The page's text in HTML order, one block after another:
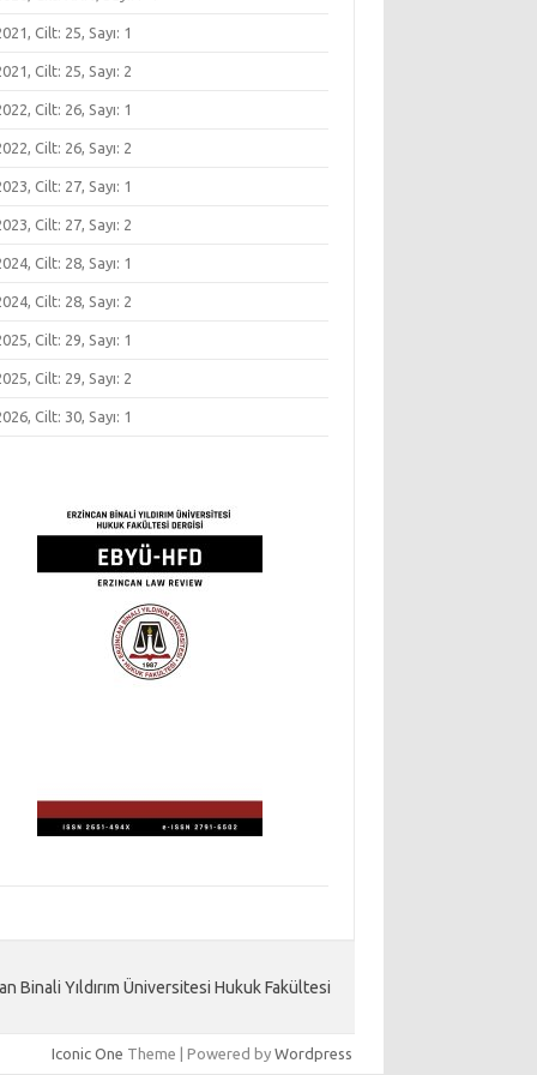
Cilt: 25, Sayı: 1
Cilt: 25, Sayı: 2
Cilt: 26, Sayı: 1
Cilt: 26, Sayı: 2
Cilt: 27, Sayı: 1
Cilt: 27, Sayı: 2
Cilt: 28, Sayı: 1
Cilt: 28, Sayı: 2
Cilt: 29, Sayı: 1
Cilt: 29, Sayı: 2
Cilt: 30, Sayı: 1
Binali Yıldırım Üniversitesi Hukuk Fakültesi
Iconic One Theme | Powered by Wordpress